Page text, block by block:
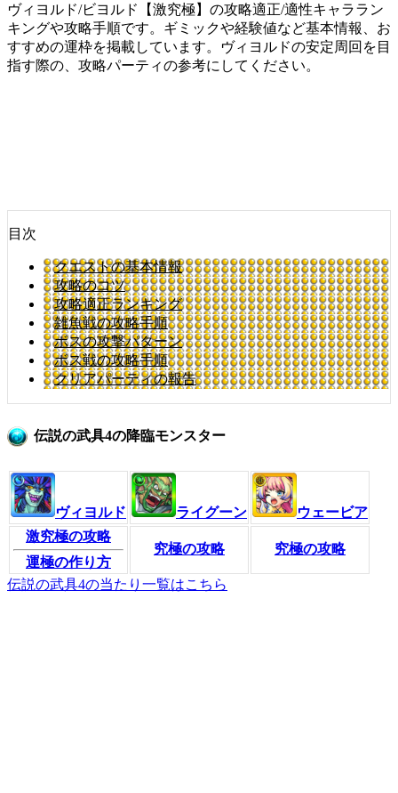
ヴィヨルド/ビヨルド【激究極】の攻略適正/適性キャララン
キングや攻略手順です。ギミックや経験値など基本情報、お
すすめの運枠を掲載しています。ヴィヨルドの安定周回を目
指す際の、攻略パーティの参考にしてください。
目次
クエストの基本情報
攻略のコツ
攻略適正ランキング
雑魚戦の攻略手順
ボスの攻撃パターン
ボス戦の攻略手順
クリアパーティの報告
伝説の武具4の降臨モンスター
ヴィヨルド ライグーン
ウェービア
激究極の攻略
運極の作り方
究極の攻略 究極の攻略
伝説の武具4の当たり一覧はこちら